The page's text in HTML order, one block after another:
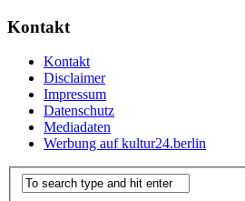
Kontakt
Kontakt
Disclaimer
Impressum
Datenschutz
Mediadaten
Werbung auf kultur24.berlin